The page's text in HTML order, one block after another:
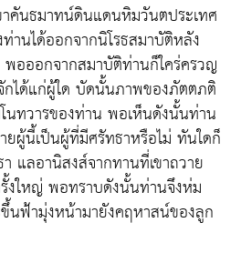
คันธมาทน์ดินแดนหิมวันตประเทศ
านได้ออกจากนิโรธสมาบัติหลัง
อออกจากสมาบัติท่านก็ใคร่ครวญ
กได้แก่ผู้ใด บัดนั้นภาพของภัตตภติ
นทวารของท่าน พอเห็นดังนั้นท่าน
ผู้นี้เป็นผู้ที่มีศรัทธาหรือไม่ ทันใดก็
แลอานิสงส์จากทานที่เขาถวาย
งใหญ่ พอทราบดังนั้นท่านจึงห่ม
นฟ้ามุ่งหน้ามายังคฤหาสน์ของลูก